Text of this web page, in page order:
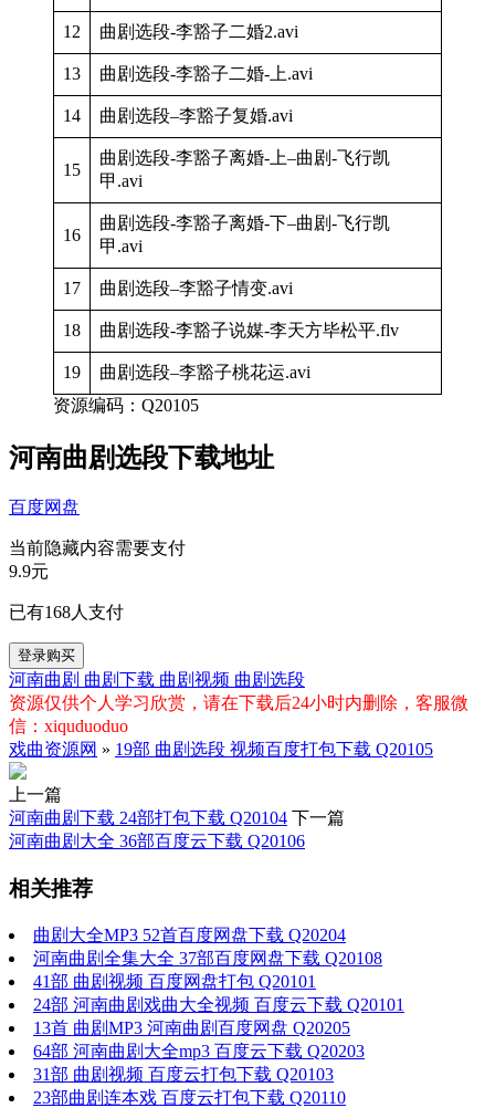
12 曲剧选段-李豁子二婚2.avi
13 曲剧选段-李豁子二婚-上.avi
14 曲剧选段–李豁子复婚.avi
15
曲剧选段-李豁子离婚-上–曲剧-飞行凯
甲.avi
16
曲剧选段-李豁子离婚-下–曲剧-飞行凯
甲.avi
17 曲剧选段–李豁子情变.avi
18 曲剧选段-李豁子说媒-李天方毕松平.flv
19
曲剧选段–李豁子桃花运.avi
资源编码：Q20105
河南曲剧选段下载地址
百度网盘
当前隐藏内容需要支付
9.9元
已有168人支付
登录购买
河南曲剧 曲剧下载 曲剧视频 曲剧选段
资源仅供个人学习欣赏，请在下载后24小时内删除，客服微
信：xiquduoduo
戏曲资源网 » 19部 曲剧选段 视频百度打包下载 Q20105
上一篇
河南曲剧下载 24部打包下载 Q20104 下一篇
河南曲剧大全 36部百度云下载 Q20106
相关推荐
曲剧大全MP3 52首百度网盘下载 Q20204
河南曲剧全集大全 37部百度网盘下载 Q20108
41部 曲剧视频 百度网盘打包 Q20101
24部 河南曲剧戏曲大全视频 百度云下载 Q20101
13首 曲剧MP3 河南曲剧百度网盘 Q20205
64部 河南曲剧大全mp3 百度云下载 Q20203
31部 曲剧视频 百度云打包下载 Q20103
23部曲剧连本戏 百度云打包下载 Q20110